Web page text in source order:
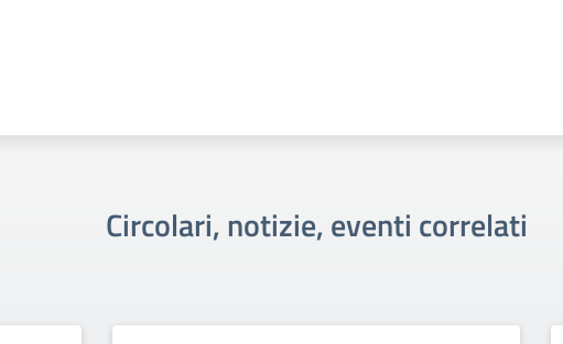
Circolari, notizie, eventi correlati